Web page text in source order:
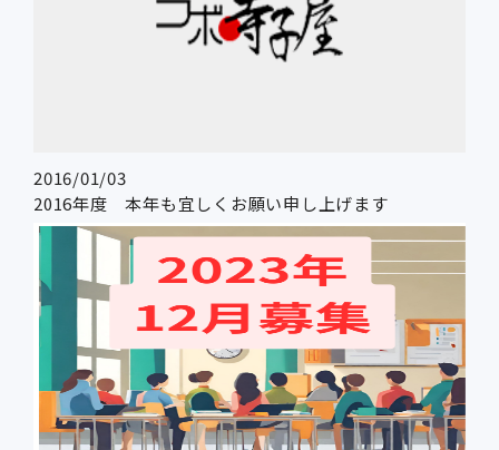
2016/01/03
2016年度 本年も宜しくお願い申し上げます